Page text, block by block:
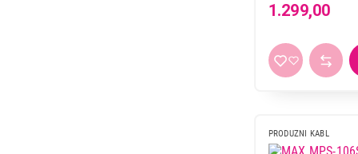
1.299,00
PRODUZNI KABL